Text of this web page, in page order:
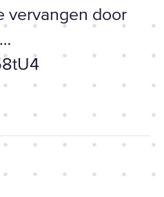
vervangen door
plannen